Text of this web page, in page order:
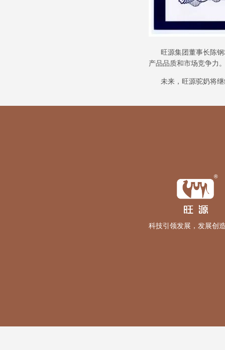
旺源集团董事长陈钢
产品品质和市场竞争力
未来，旺源驼奶将继
科技引领发展，发展创